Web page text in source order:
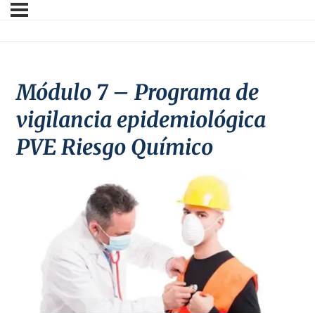
Módulo 7 – Programa de
vigilancia epidemiológica
PVE Riesgo Químico